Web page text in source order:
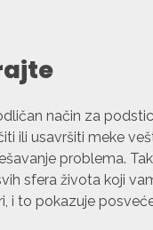
način za
ili usavršiti meke
problema.
sfera života koji
i to pokazuje